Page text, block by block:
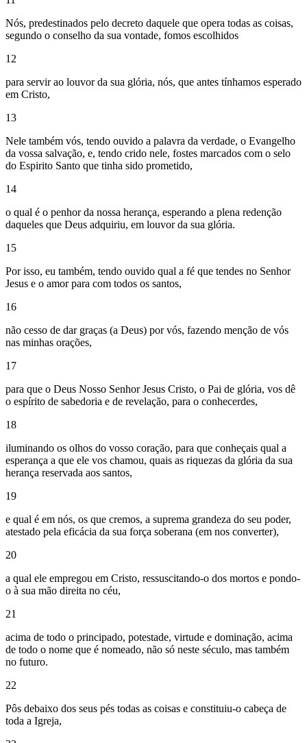
Nós, predestinados pelo decreto daquele que opera todas as coisas,
segundo o conselho da sua vontade, fomos escolhidos
12
para servir ao louvor da sua glória, nós, que antes tínhamos esperado
em Cristo,
13
Nele também vós, tendo ouvido a palavra da verdade, o Evangelho
da vossa salvação, e, tendo crido nele, fostes marcados com o selo
do Espirito Santo que tinha sido prometido,
14
o qual é o penhor da nossa herança, esperando a plena redenção
daqueles que Deus adquiriu, em louvor da sua glória.
15
Por isso, eu também, tendo ouvido qual a fé que tendes no Senhor
Jesus e o amor para com todos os santos,
16
não cesso de dar graças (a Deus) por vós, fazendo menção de vós
nas minhas orações,
17
para que o Deus Nosso Senhor Jesus Cristo, o Pai de glória, vos dê
o espírito de sabedoria e de revelação, para o conhecerdes,
18
iluminando os olhos do vosso coração, para que conheçais qual a
esperança a que ele vos chamou, quais as riquezas da glória da sua
herança reservada aos santos,
19
e qual é em nós, os que cremos, a suprema grandeza do seu poder,
atestado pela eficácia da sua força soberana (em nos converter),
20
a qual ele empregou em Cristo, ressuscitando-o dos mortos e pondo-
o à sua mão direita no céu,
21
acima de todo o principado, potestade, virtude e dominação, acima
de todo o nome que é nomeado, não só neste século, mas também
no futuro.
22
Pôs debaixo dos seus pés todas as coisas e constituiu-o cabeça de
toda a Igreja,